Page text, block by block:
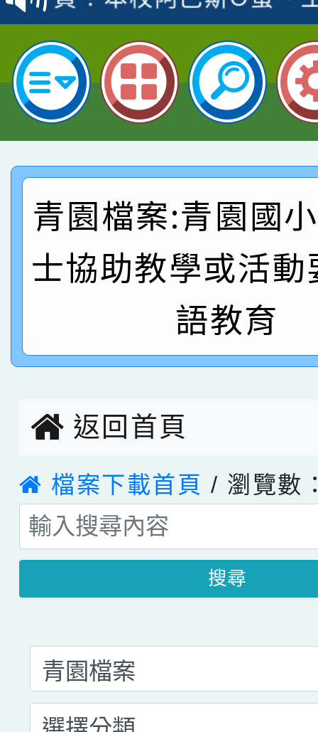
名
倩參加桃園市科展 國
名 指導老師王老師、
賀！本校四年二班張O
園市英語競賽國小朗
指導老師林老師
賀！本校參加桃園市中
賽 劉文瑛教師榮獲教
臺灣台語-第二名
賀！本校參與2026世
市賽榮獲科學小創客佳
名
倩參加桃園市科展 國
名 指導老師王老師、
賀！本校四年二班張O
園市英語競賽國小朗讀
指導老師林老師
賀！本校參加桃園市中
賽 劉文瑛教師榮獲教
臺灣台語-第二名
賀！本校參與2026世
市賽榮獲科學小創客佳
青園檔案:青園國
士協助教學或活
語教育
返回首頁
檔案下載首頁 / 瀏覽數
搜尋